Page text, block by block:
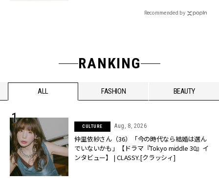
Recommended by
RANKING
ALL FASHION BEAUTY
CULTURE Aug, 8, 2026
仲里依紗さん（36）「今の時代なら結婚は選ん
でいないかも」【ドラマ『Tokyo middle 30』イ
ンタビュー】 | CLASSY.[クラッシィ]